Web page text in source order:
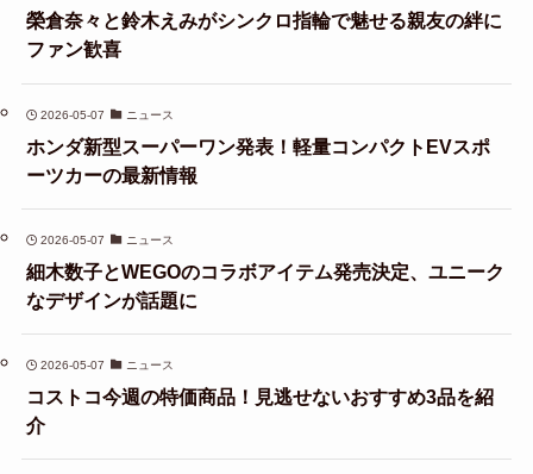
榮倉奈々と鈴木えみがシンクロ指輪で魅せる親友の絆に
ファン歓喜
2026-05-07 ニュース
ホンダ新型スーパーワン発表！軽量コンパクトEVスポ
ーツカーの最新情報
2026-05-07 ニュース
細木数子とWEGOのコラボアイテム発売決定、ユニーク
なデザインが話題に
2026-05-07 ニュース
コストコ今週の特価商品！見逃せないおすすめ3品を紹
介